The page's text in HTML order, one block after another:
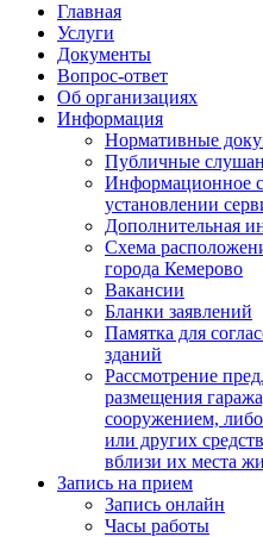
Главная
Услуги
Документы
Вопрос-ответ
Об организациях
Информация
Нормативные
Публичные
Информационное
установлении
Дополнительная
Схема
города Кемерово
Вакансии
Бланки заявлений
Памятка для
зданий
Рассмотрение
размещения
сооружением, либо
или других
вблизи их места
Запись на прием
Запись онлайн
Часы работы